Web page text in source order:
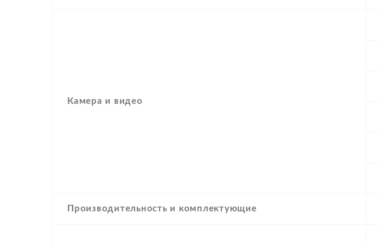
Камера и видео
Производительность и комплектующие